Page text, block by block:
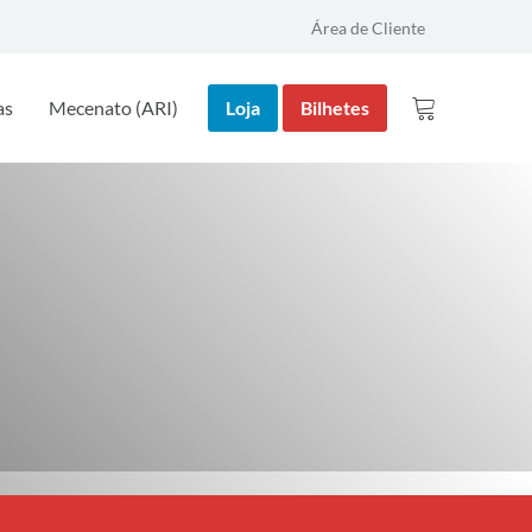
Área de Cliente
Mecenato (ARI) Loja Bilhetes